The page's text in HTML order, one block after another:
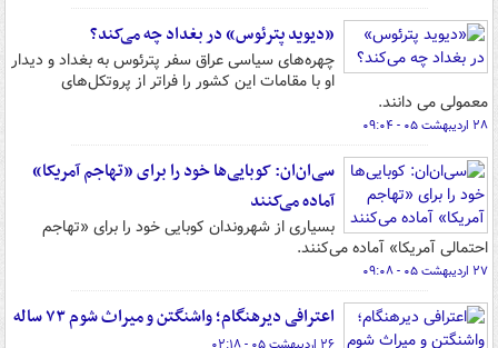
«دیوید پترئوس» در بغداد چه می‌کند؟
چهره‌های سیاسی عراق سفر پترئوس به بغداد و دیدار
او با مقامات این کشور را فراتر از پروتکل‌های
معمولی می دانند.
۲۸ اردیبهشت ۰۵ - ۰۹:۰۴
سی‌ان‌ان: کوبایی‌ها خود را برای «تهاجم آمریکا»
آماده می‌کنند
بسیاری از شهروندان کوبایی خود را برای «تهاجم
احتمالی آمریکا» آماده می‌کنند.
۲۷ اردیبهشت ۰۵ - ۰۹:۰۸
اعترافی دیرهنگام؛ واشنگتن و میراث شوم ۷۳ ساله